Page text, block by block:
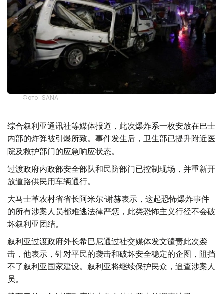
Фото: SANA
综合叙利亚通讯社等媒体报道，此次爆炸系一枚安放在巴士
内部的炸弹被引爆所致。事件发生后，卫生部已提升附近医
院及救护部门的应急响应状态。
过渡政府内政部安全部队和民防部门已控制现场，并重新开
放道路供民用车辆通行。
大马士革农村省省长阿米尔·谢赫表示，这起恐怖爆炸事件
的所有涉案人员都难逃法律严惩，此类恐怖主义行径不会破
坏叙利亚团结。
叙利亚过渡政府外长希巴尼通过社交媒体发文谴责此次袭
击，他表示，针对平民的袭击和破坏安全稳定的企图，阻挡
不了叙利亚国家建设。叙利亚将继续保护民众，追查涉案人
员。